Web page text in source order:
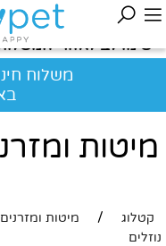
שימו לב לאזורי
משלוח חינם
מיטות
קטלוג / מיטות
נוזלים